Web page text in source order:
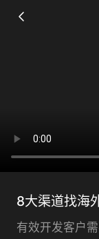
8大渠道找海
有效开发客户
仅需要两步,